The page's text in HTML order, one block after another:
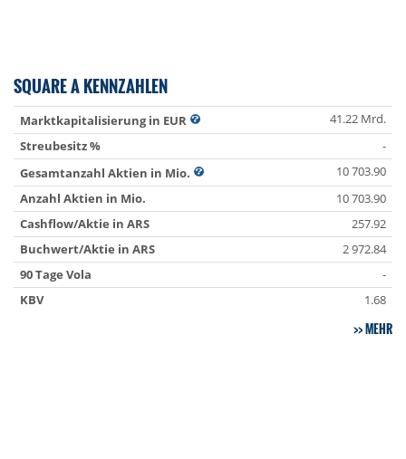
SQUARE A KENNZAHLEN
Marktkapitalisierung in EUR
41.22 Mrd.
Streubesitz %
-
Gesamtanzahl Aktien in Mio.
10 703.90
Anzahl Aktien in Mio.
10 703.90
Cashflow/Aktie in ARS
257.92
Buchwert/Aktie in ARS
2 972.84
90 Tage Vola
-
KBV
1.68
MEHR